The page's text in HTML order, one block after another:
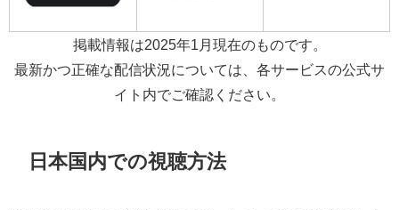
掲載情報は2025年1月現在のものです。
最新かつ正確な配信状況については、各サービスの公式サ
イト内でご確認ください。
日本国内での視聴方法